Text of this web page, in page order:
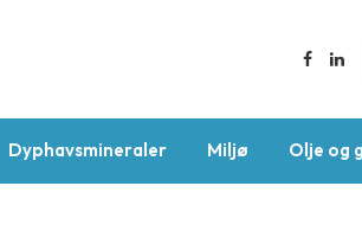
Dyphavsmineraler Miljø Olje og